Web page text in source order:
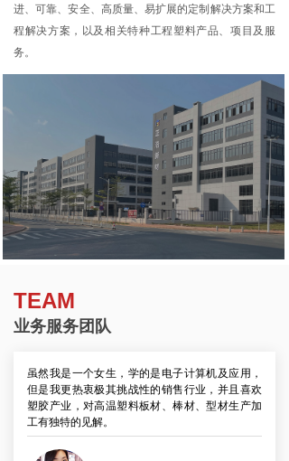
进、可靠、安全、高质量、易扩展的定制解决方案和工
程解决方案，以及相关特种工程塑料产品、项目及服
务。
TEAM
业务服务团队
虽然我是一个女生，学的是电子计算机及应用，
但是我更热衷极其挑战性的销售行业，并且喜欢
塑胶产业，对高温塑料板材、棒材、型材生产加
工有独特的见解。